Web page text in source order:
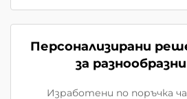
Персонализирани
за
Изработени по поръчка